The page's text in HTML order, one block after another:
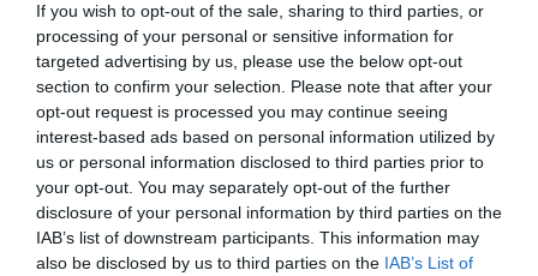
If you wish to opt-out of the sale, sharing to third parties, or
processing of your personal or sensitive information for
targeted advertising by us, please use the below opt-out
section to confirm your selection. Please note that after your
opt-out request is processed you may continue seeing
interest-based ads based on personal information utilized by
us or personal information disclosed to third parties prior to
your opt-out. You may separately opt-out of the further
disclosure of your personal information by third parties on the
IAB’s list of downstream participants. This information may
also be disclosed by us to third parties on the IAB’s List of
Πρόσθεσε ένα σχόλιο
ΟΝΟΜΑ
ΤΙΤΛΟΣ